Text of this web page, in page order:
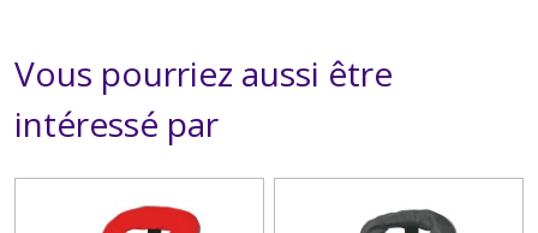
Vous pourriez aussi être
intéressé par